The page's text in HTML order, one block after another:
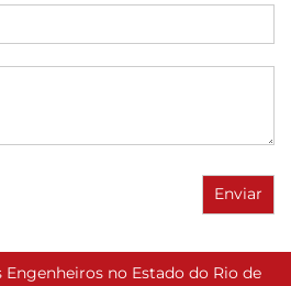
no Estado do Rio de